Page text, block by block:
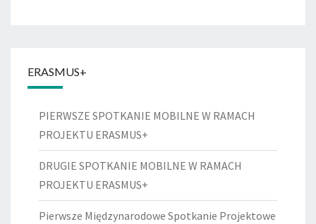
ERASMUS+
PIERWSZE SPOTKANIE MOBILNE W RAMACH
PROJEKTU ERASMUS+
DRUGIE SPOTKANIE MOBILNE W RAMACH
PROJEKTU ERASMUS+
Pierwsze Międzynarodowe Spotkanie Projektowe